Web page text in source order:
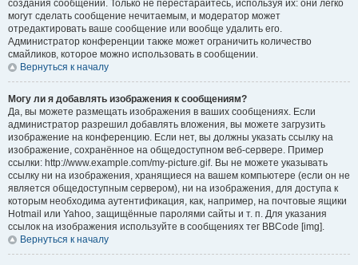
создания сообщений. Только не перестарайтесь, используя их: они легко
могут сделать сообщение нечитаемым, и модератор может
отредактировать ваше сообщение или вообще удалить его.
Администратор конференции также может ограничить количество
смайликов, которое можно использовать в сообщении.
Вернуться к началу
Могу ли я добавлять изображения к сообщениям?
Да, вы можете размещать изображения в ваших сообщениях. Если
администратор разрешил добавлять вложения, вы можете загрузить
изображение на конференцию. Если нет, вы должны указать ссылку на
изображение, сохранённое на общедоступном веб-сервере. Пример
ссылки: http://www.example.com/my-picture.gif. Вы не можете указывать
ссылку ни на изображения, хранящиеся на вашем компьютере (если он не
является общедоступным сервером), ни на изображения, для доступа к
которым необходима аутентификация, как, например, на почтовые ящики
Hotmail или Yahoo, защищённые паролями сайты и т. п. Для указания
ссылок на изображения используйте в сообщениях тег BBCode [img].
Вернуться к началу